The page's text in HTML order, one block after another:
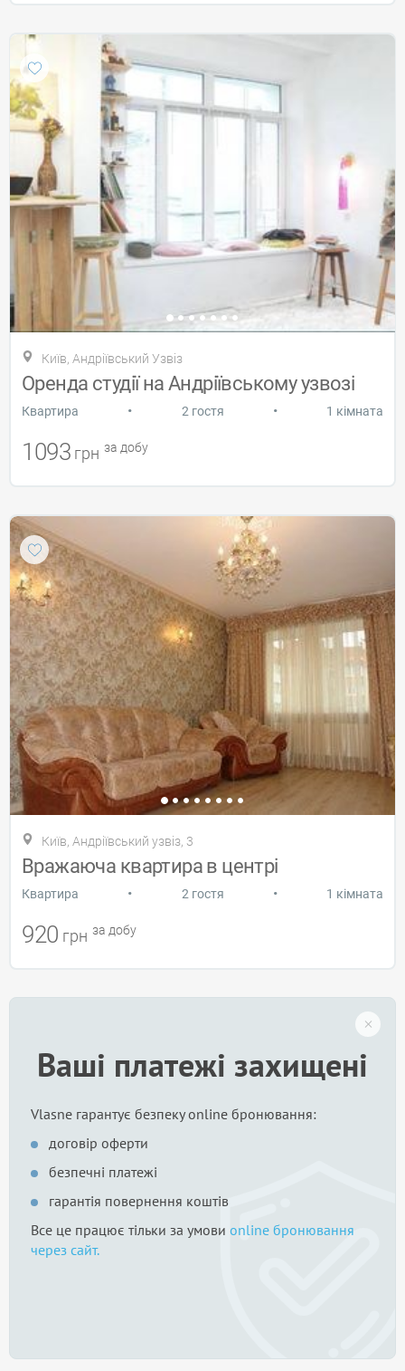
Київ, Андріївський Узвіз
Оренда студії на Андріївському узвозі
Квартира • 2 гостя • 1 кімната
1093 грн за добу
Київ, Андріївський узвіз, 3
Вражаюча квартира в центрі
Квартира • 2 гостя • 1 кімната
920 грн за добу
Ваші платежі захищені
Vlasne гарантує безпеку online бронювання:
договір оферти
безпечні платежі
гарантія повернення коштів
Все це працює тільки за умови online бронювання
через сайт.